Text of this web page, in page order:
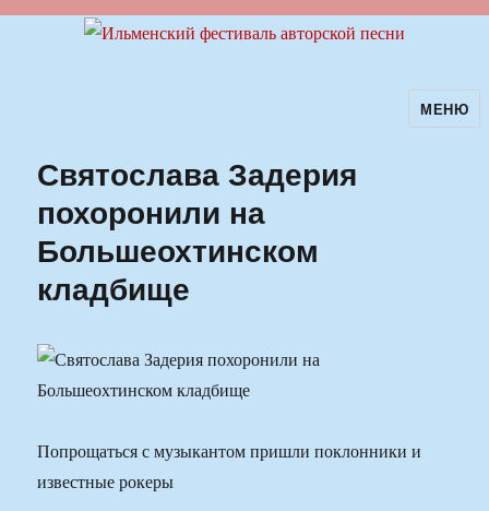
Ильменский фестиваль авторскойМЕНЮ
Святослава Задерия
похоронили на
Большеохтинском
кладбище
Попрощаться с музыкантом пришли поклонники и
известные рокеры